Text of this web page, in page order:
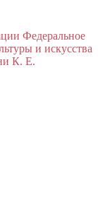
Федеральное
и искусства
К. Е.